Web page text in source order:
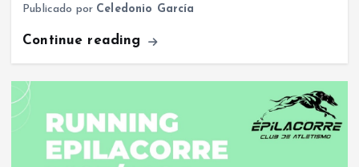
Publicado por Celedonio García
Continue reading